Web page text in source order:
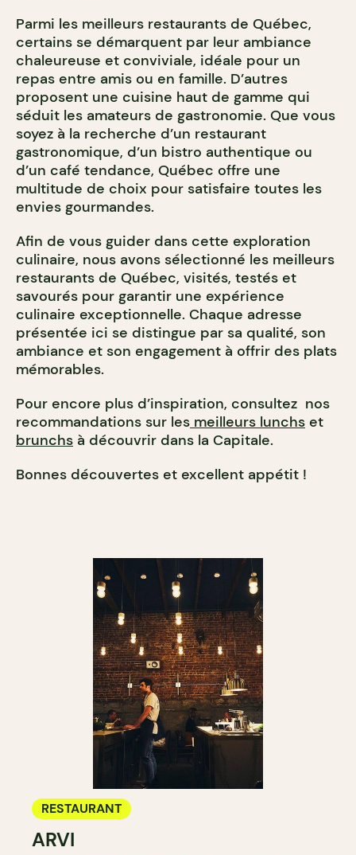
Parmi les meilleurs restaurants de Québec,
certains se démarquent par leur ambiance
chaleureuse et conviviale, idéale pour un
repas entre amis ou en famille. D’autres
proposent une cuisine haut de gamme qui
séduit les amateurs de gastronomie. Que vous
soyez à la recherche d’un restaurant
gastronomique, d’un bistro authentique ou
d’un café tendance, Québec offre une
multitude de choix pour satisfaire toutes les
envies gourmandes.
Afin de vous guider dans cette exploration
culinaire, nous avons sélectionné les meilleurs
restaurants de Québec, visités, testés et
savourés pour garantir une expérience
culinaire exceptionnelle. Chaque adresse
présentée ici se distingue par sa qualité, son
ambiance et son engagement à offrir des plats
mémorables.
Pour encore plus d’inspiration, consultez nos
recommandations sur les meilleurs lunchs et
brunchs à découvrir dans la Capitale.
Bonnes découvertes et excellent appétit !
RESTAURANT
ARVI